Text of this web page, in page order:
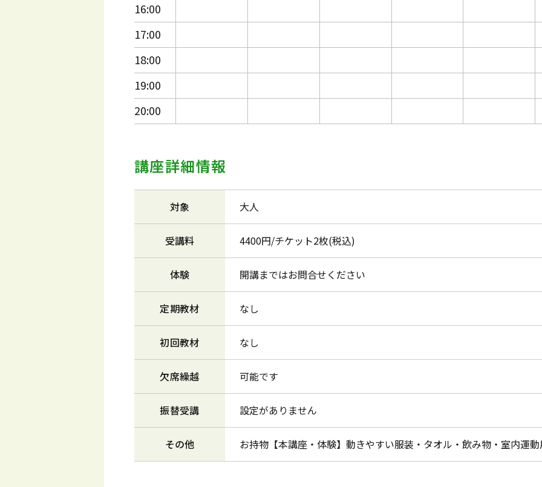
16:00
17:00
18:00
19:00
20:00
講座詳細情報
対象 大人
受講料 4400円/チケット2枚(税込)
体験 開講まではお問合せください
定期教材 なし
初回教材 なし
欠席繰越 可能です
振替受講 設定がありません
その他 お持物【本講座・体験】動きやすい服装・タオル・飲み物・室内運